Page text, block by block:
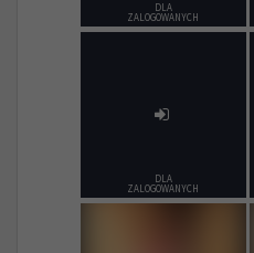
DLA
ZALOGOWANYCH
DLA
ZALOGOWANYCH